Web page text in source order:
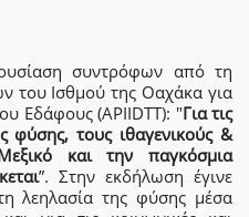
συντρόφων από τη
του Ισθμού της Οαχάκα για
Εδάφους (ΑPIIDTT): "Για τις
φύσης, τους ιθαγενικούς &
και την παγκόσμια
”. Στην εκδήλωση έγινε
λεηλασία της φύσης μέσα